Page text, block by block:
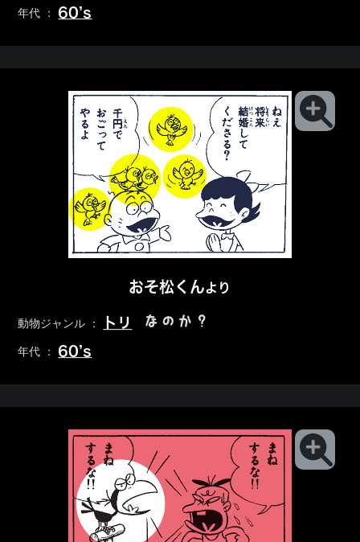
年代 ： 60’s
おそ松くんより
動物ジャンル ： トリ なのか？
年代 ： 60’s